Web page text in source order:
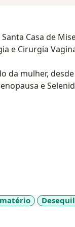
Casa de
e Cirurgia
da mulher,
e